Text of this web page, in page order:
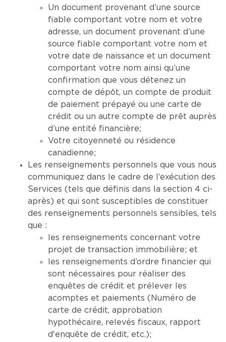
Un document provenant d’une source
fiable comportant votre nom et votre
adresse, un document provenant d’une
source fiable comportant votre nom et
votre date de naissance et un document
comportant votre nom ainsi qu’une
confirmation que vous détenez un
compte de dépôt, un compte de produit
de paiement prépayé ou une carte de
crédit ou un autre compte de prêt auprès
d’une entité financière;
Votre citoyenneté ou résidence
canadienne;
Les renseignements personnels que vous nous
communiquez dans le cadre de l’exécution des
Services (tels que définis dans la section 4 ci-
après) et qui sont susceptibles de constituer
des renseignements personnels sensibles, tels
que :
les renseignements concernant votre
projet de transaction immobilière; et
les renseignements d’ordre financier qui
sont nécessaires pour réaliser des
enquêtes de crédit et prélever les
acomptes et paiements (Numéro de
carte de crédit, approbation
hypothécaire, relevés fiscaux, rapport
d'enquête de crédit, etc.);